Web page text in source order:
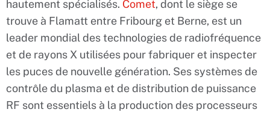
hautement spécialisés. Comet, dont le siège se
trouve à Flamatt entre Fribourg et Berne, est un
leader mondial des technologies de radiofréquence
et de rayons X utilisées pour fabriquer et inspecter
les puces de nouvelle génération. Ses systèmes de
contrôle du plasma et de distribution de puissance
RF sont essentiels à la production des processeurs